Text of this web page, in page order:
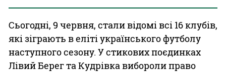
Сьогодні, 9 червня, стали відомі всі 16 клубів,
які зіграють в еліті українського футболу
наступного сезону. У стикових поєдинках
Лівий Берег та Кудрівка вибороли право